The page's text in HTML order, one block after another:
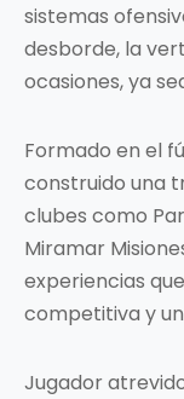
sistemas
desborde, la
ocasiones, ya
Formado en el
construido una
clubes como
Miramar
experiencias
competitiva y
Jugador